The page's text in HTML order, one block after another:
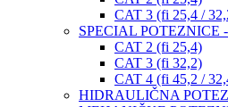
CAT 3 (fi 25,4 /
SPECIAL POTEZNICE
CAT 2 (fi 25,4)
CAT 3 (fi 32,2)
CAT 4 (fi 45,2 /
HIDRAULIČNA